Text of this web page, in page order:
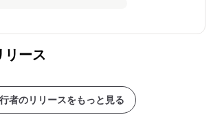
リース
者のリリースをもっと見る